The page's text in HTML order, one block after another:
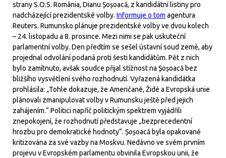
strany S.O.S. România, Dianu Șoșoacă, z kandidátní listiny pro
nadcházející prezidentské volby. Informuje o tom agentura
Reuters. Rumunsko plánuje prezidentské volby ve dvou kolech
– 24. listopadu a 8. prosince. Mezi nimi se pak uskuteční
parlamentní volby. Den předtím se sešel ústavní soud země, aby
projednal odvolání podaná proti šesti kandidátům. Pět z nich
bylo zamítnuto, avšak soudce přijal stížnost na Șoșoacă bez
bližšího vysvětlení svého rozhodnutí. Vyřazená kandidátka
prohlásila: „Tohle dokazuje, že Američané, Židé a Evropská unie
plánovali zmanipulovat volby v Rumunsku ještě před jejich
zahájením.“ Politici napříč politickým spektrem vyjádřili
znepokojení, že rozhodnutí představuje „bezprecedentní
hrozbu pro demokratické hodnoty“. Șoșoacă byla opakovaně
kritizována za své vazby na Moskvu. Nedávno ve svém prvním
projevu v Evropském parlamentu obvinila Evropskou unii, že